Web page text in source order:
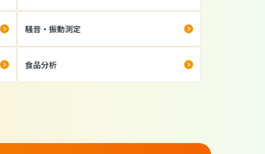
騒音・振動測定
食品分析